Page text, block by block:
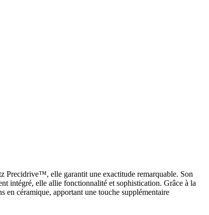
Precidrive™, elle garantit une exactitude remarquable. Son
intégré, elle allie fonctionnalité et sophistication. Grâce à la
en céramique, apportant une touche supplémentaire